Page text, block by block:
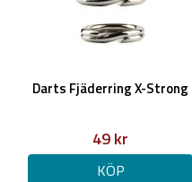
Darts Fjäderring X-Strong
49 kr
KÖP